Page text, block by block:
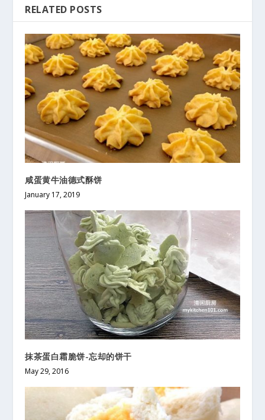
RELATED POSTS
咸蛋黄牛油德式酥饼
January 17, 2019
抹茶蛋白霜脆饼-忘却的饼干
May 29, 2016